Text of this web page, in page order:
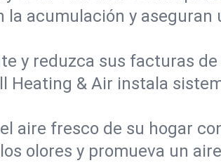
acumulación y aseguran
y reduzca sus facturas
& Air instala
aire fresco de su hogar
olores y promueva un